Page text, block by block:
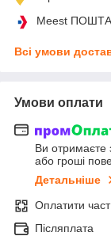
Meest ПОШТА
Всі умови
Умови оплати
Ви отримаєте
або гроші
Детальніше
Оплатити
Післяплата